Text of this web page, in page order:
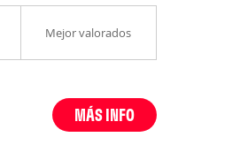
Mejor valorados
MÁS INFO